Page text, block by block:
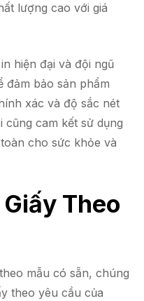
lượng cao với giá
hiện đại và đội ngũ
đảm bảo sản phẩm
xác và độ sắc nét
cam kết sử dụng
cho sức khỏe và
Theo
mẫu có sẵn, chúng
theo yêu cầu của